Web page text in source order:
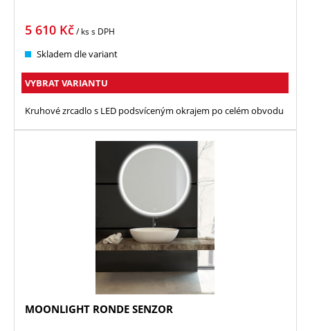
5 610 Kč/ kss DPH
Skladem dle variant
VYBRAT VARIANTU
Kruhové zrcadlo s LED podsvíceným okrajem po celém obvodu
MOONLIGHT RONDE SENZOR